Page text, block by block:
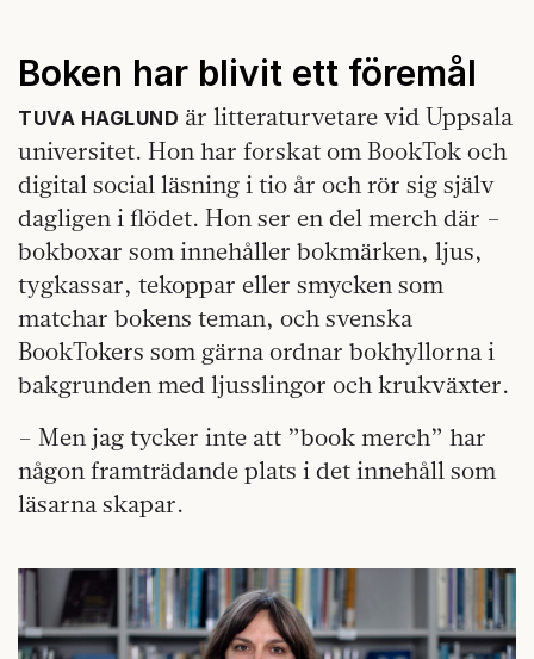
Boken har blivit ett föremål
TUVA HAGLUND är litteraturvetare vid Uppsala
universitet. Hon har forskat om BookTok och
digital social läsning i tio år och rör sig själv
dagligen i flödet. Hon ser en del merch där –
bokboxar som innehåller bokmärken, ljus,
tygkassar, tekoppar eller smycken som
matchar bokens teman, och svenska
BookTokers som gärna ordnar bokhyllorna i
bakgrunden med ljusslingor och krukväxter.
– Men jag tycker inte att ”book merch” har
någon framträdande plats i det innehåll som
läsarna skapar.